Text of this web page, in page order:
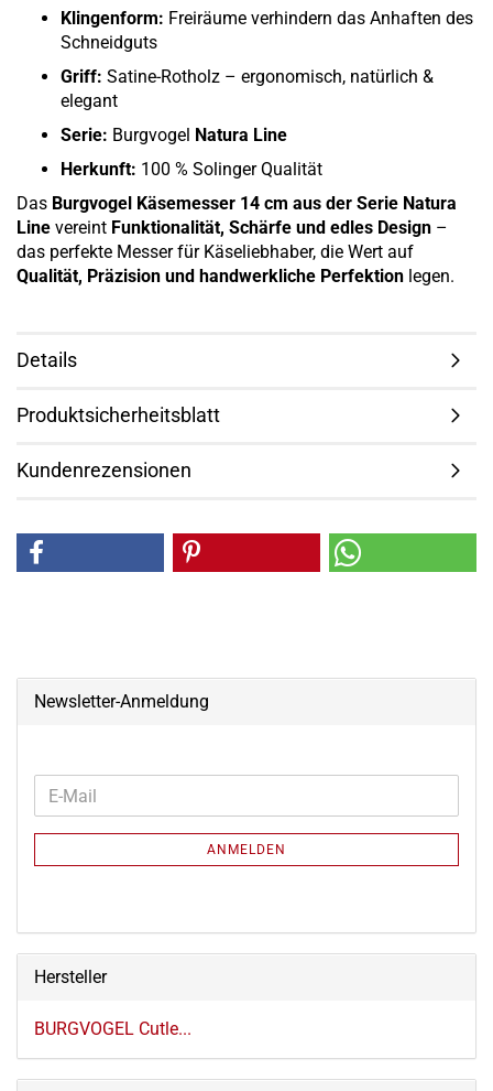
Klingenform: Freiräume verhindern das Anhaften des
Schneidguts
Griff: Satine-Rotholz – ergonomisch, natürlich &
elegant
Serie: Burgvogel Natura Line
Herkunft: 100 % Solinger Qualität
Das Burgvogel Käsemesser 14 cm aus der Serie Natura
Line vereint Funktionalität, Schärfe und edles Design –
das perfekte Messer für Käseliebhaber, die Wert auf
Qualität, Präzision und handwerkliche Perfektion legen.
Details
Produktsicherheitsblatt
Kundenrezensionen
Newsletter-Anmeldung
WEITER
ZUR
NEWSLETTER-
E-
Mail
ANMELDEN
Hersteller
BURGVOGEL Cutle...